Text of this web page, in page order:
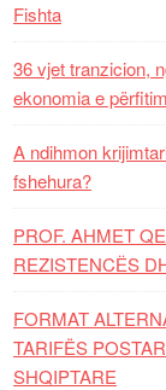
Fishta
36 vjet tranzicion,
ekonomia e
A ndihmon
fshehura?
PROF. AHMET
REZISTENCЁS
FORMAT
TARIFËS
SHQIPTARE